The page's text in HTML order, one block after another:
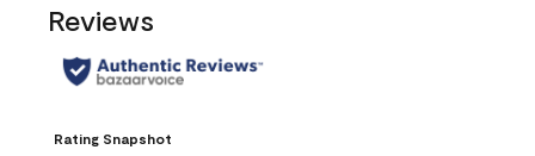
Reviews
Rating Snapshot